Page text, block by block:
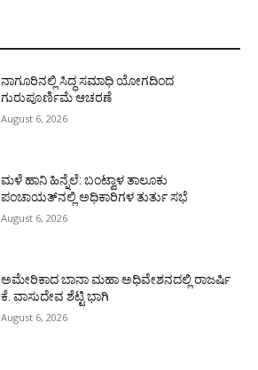
ನಾಗೂರಿನಲ್ಲಿ ಸಿದ್ಧ ಸಮಾಧಿ ಯೋಗದಿಂದ
ಗುರುಪೂರ್ಣಿಮೆ ಆಚರಣೆ
August 6, 2026
ಮಳೆ ಹಾನಿ ಹಿನ್ನೆಲೆ: ಬಂಟ್ವಾಳ ತಾಲೂಕು
ಪಂಚಾಯತ್‌ನಲ್ಲಿ ಅಧಿಕಾರಿಗಳ ತುರ್ತು ಸಭೆ
August 6, 2026
ಅಮೇರಿಕಾದ ಬಾನಾ ಮಹಾ ಅಧಿವೇಶನದಲ್ಲಿ ರಾಜರ್ಷಿ
ಕೆ. ವಾಸುದೇವ ಶೆಟ್ಟಿ ಭಾಗಿ
August 6, 2026